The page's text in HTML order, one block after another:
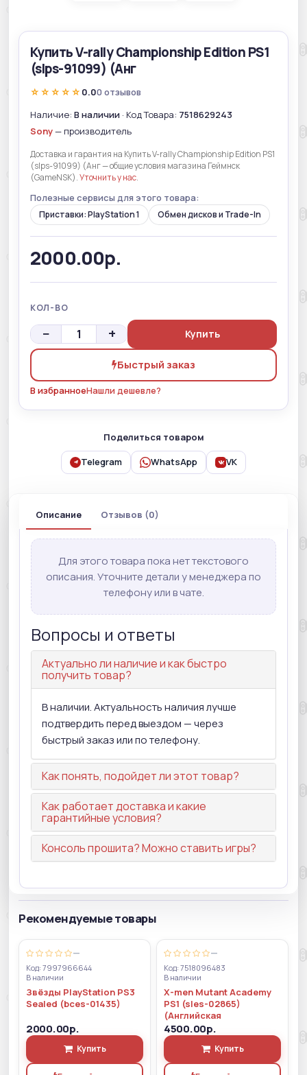
Купить V-rally Championship Edition PS1
(slps-91099) (Анг
☆☆☆☆☆ 0.00 отзывов
Наличие: В наличии · Код Товара: 7518629243
Sony— производитель
Доставка и гарантия на Купить V-rally Championship Edition PS1
(slps-91099) (Анг — общие условия магазина Геймнск
(GameNSK).Уточнить у нас.
Полезные сервисы для этого товара:
Приставки: PlayStation 1 Обмен дисков и Trade-In
2000.00р.
КОЛ-ВО
− + Купить
Быстрый заказ
В избранноеНашли дешевле?
Поделиться товаром
Telegram WhatsApp VK
Описание Отзывов (0)
Для этого товара пока нет текстового
описания. Уточните детали у менеджера по
телефону или в чате.
Вопросы и ответы
Актуально ли наличие и как быстро
получить товар?
В наличии. Актуальность наличия лучше
подтвердить перед выездом — через
быстрый заказ или по телефону.
Как понять, подойдет ли этот товар?
Как работает доставка и какие
гарантийные условия?
Консоль прошита? Можно ставить игры?
Рекомендуемые товары
—
Код: 7997966644
В наличии
Звёзды PlayStation PS3
Sealed (bces-01435)
2000.00р.
Купить
—
Код: 7518096483
В наличии
X-men Mutant Academy
PS1 (sles-02865)
(Английская
4500.00р.
Купить